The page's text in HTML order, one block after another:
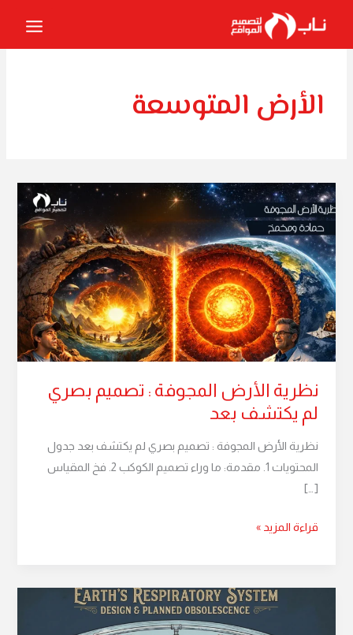
المحتوى
الأرض المتوسعة
نظرية الأرض المجوفة : تصميم بصري
لم يكتشف بعد
نظرية الأرض المجوفة : تصميم بصري لم يكتشف بعد جدول
المحتويات 1. مقدمة: ما وراء تصميم الكوكب 2. فخ المقياس
[…]
نظرية
الأرض
المجوفة
:
تصميم
بصري
لم
يكتشف
بعد
قراءة المزيد »